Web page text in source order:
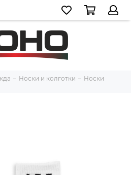
Носки и колготки
Носки